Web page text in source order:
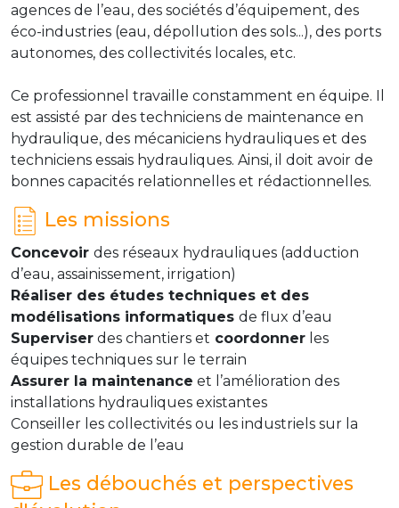
agences de l’eau, des sociétés d’équipement, des
éco-industries (eau, dépollution des sols...), des ports
autonomes, des collectivités locales, etc.
Ce professionnel travaille constamment en équipe. Il
est assisté par des techniciens de maintenance en
hydraulique, des mécaniciens hydrauliques et des
techniciens essais hydrauliques. Ainsi, il doit avoir de
bonnes capacités relationnelles et rédactionnelles.
Les missions
Concevoir des réseaux hydrauliques (adduction
d’eau, assainissement, irrigation)
Réaliser des études techniques et des
modélisations informatiques de flux d’eau
Superviser des chantiers et coordonner les
équipes techniques sur le terrain
Assurer la maintenance et l’amélioration des
installations hydrauliques existantes
Conseiller les collectivités ou les industriels sur la
gestion durable de l’eau
Les débouchés et perspectives